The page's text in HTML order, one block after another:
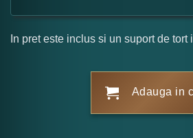
In pret este inclus si un suport de
Adauga in